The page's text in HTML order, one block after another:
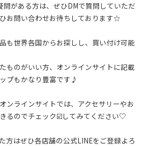
問がある方は、ぜひDMで質問していただ
お問い合わせお待ちしております☆
も世界各国からお探しし、買い付け可能
ものがいい方、オンラインサイトに記載
プもかなり豊富です♪
ンラインサイトでは、アクセサリーやお
るのでチェック☑️してみてください♡
方はぜひ各店舗の公式LINEをご登録よろ